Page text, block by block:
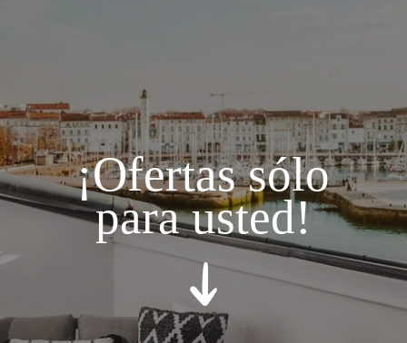
¡Ofertas sólo
para usted!
Correo electrónico*:
Teléfono*: